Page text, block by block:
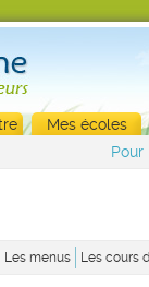
Mes écoles
Pour
Les menus Les cours